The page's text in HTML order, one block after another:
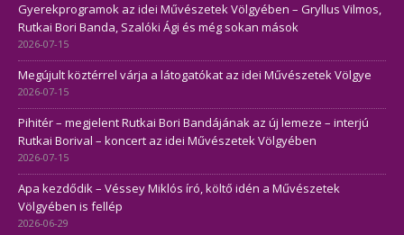
Gyerekprogramok az idei Művészetek Völgyében – Gryllus Vilmos,
Rutkai Bori Banda, Szalóki Ági és még sokan mások
2026-07-15
Megújult köztérrel várja a látogatókat az idei Művészetek Völgye
2026-07-15
Pihitér – megjelent Rutkai Bori Bandájának az új lemeze – interjú
Rutkai Borival – koncert az idei Művészetek Völgyében
2026-07-15
Apa kezdődik – Véssey Miklós író, költő idén a Művészetek
Völgyében is fellép
2026-06-29